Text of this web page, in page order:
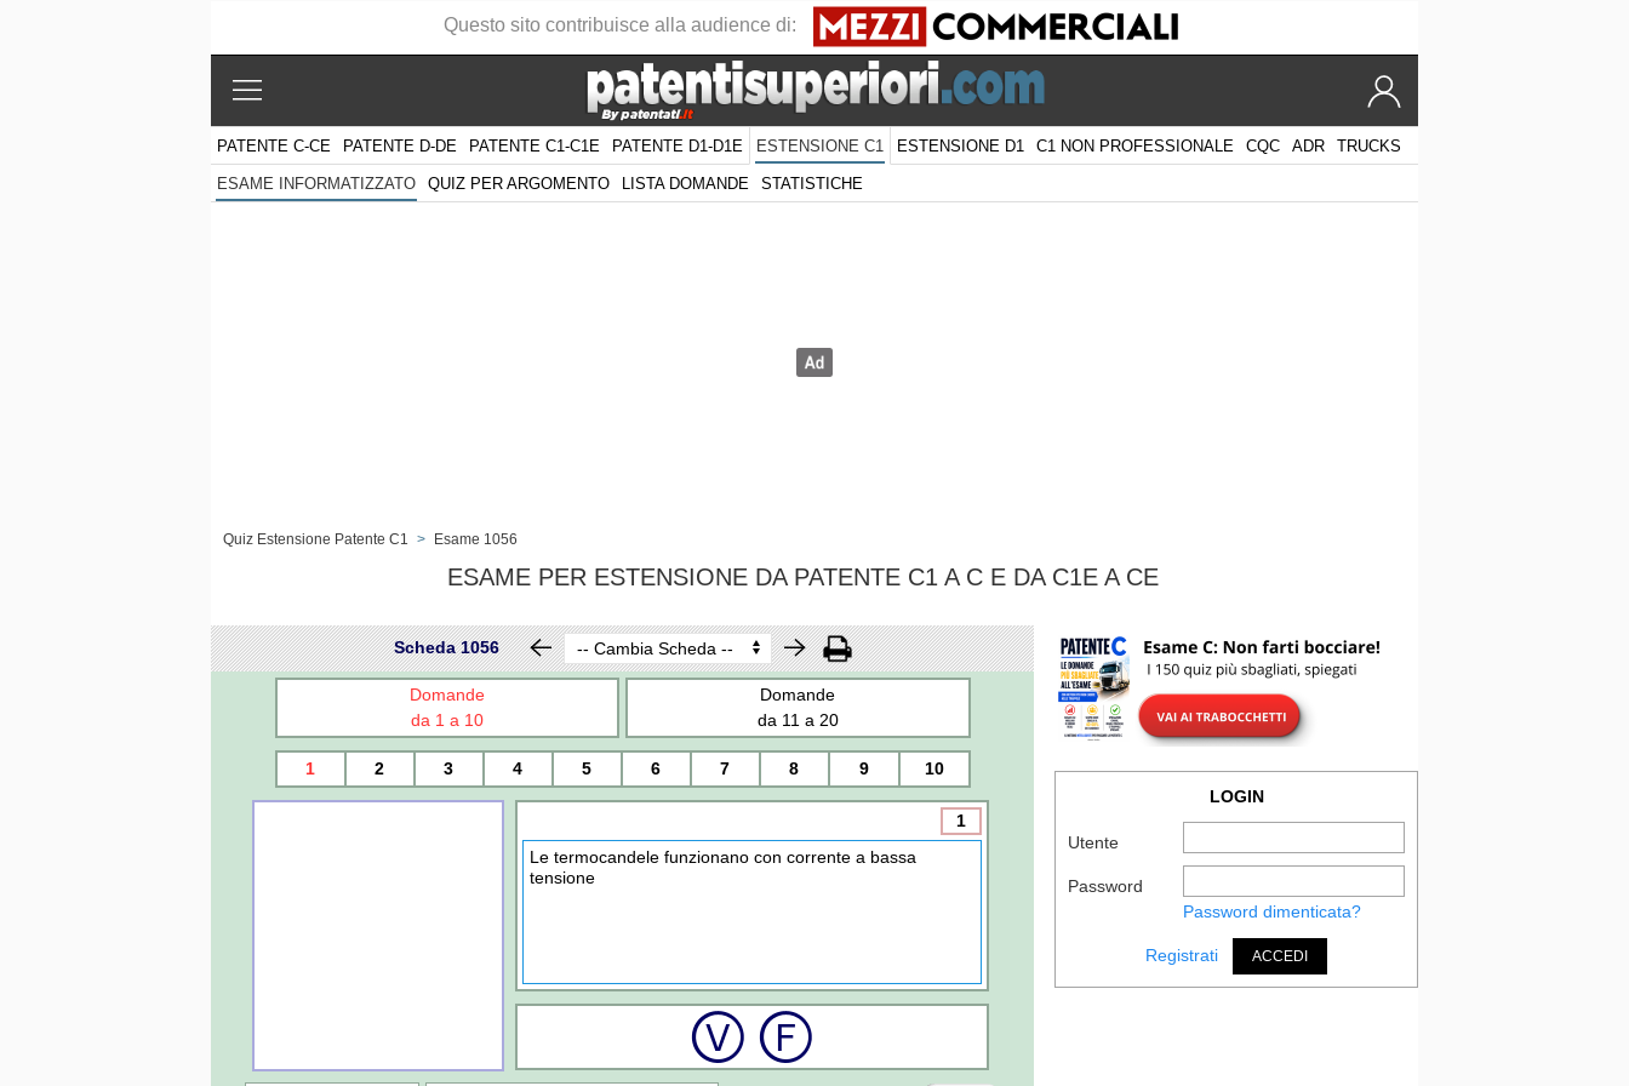
PATENTE C-CE PATENTE D-DE PATENTE C1-C1E PATENTE D1-D1E ESTENSIONE C1 ESTENSIONE D1 C1 NON PROFESSIONALE CQC ADR TRUCKS
ESAME INFORMATIZZATO QUIZ PER ARGOMENTO LISTA DOMANDE STATISTICHE
Quiz Estensione Patente C1 > Esame 1056
ESAME PER ESTENSIONE DA PATENTE C1 A C E DA C1E A CE
Scheda 1056
Domande
da 1 a 10
Domande
da 11 a 20
1 2 3 4 5 6 7 8 9 10
1
Le termocandele funzionano con corrente a bassa
tensione
LOGIN
Utente
Password
Password dimenticata?
Registrati ACCEDI
Questo sito contribuisce alla audience di: